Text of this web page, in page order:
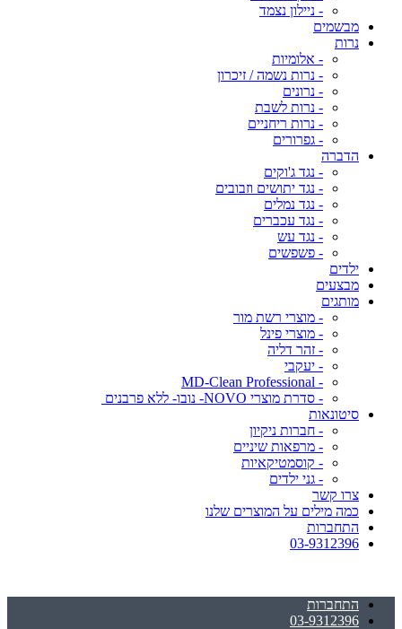
- ניילון נצמד
מבשמים
נרות
- אלומיות
- נרות נשמה / זיכרון
- נרונים
- נרות לשבת
- נרות ריחניים
- גפרורים
הדברה
- נגד ג'וקים
- נגד יתושים וזבובים
- נגד נמלים
- נגד עכברים
- נגד עש
- פשפשים
ילדים
מבצעים
מותגים
- מוצרי רשת מור
- מוצרי פינל
- זהר דליה
- יעקבי
- MD-Clean Professional
- סדרת מוצרי NOVO- נובו- ללא פרבנים
סיטונאות
- חברות ניקיון
- מרפאות שיניים
- קוסמטיקאיות
- גני ילדים
צרו קשר
כמה מילים על המוצרים שלנו
התחברות
03-9312396
התחברות
03-9312396